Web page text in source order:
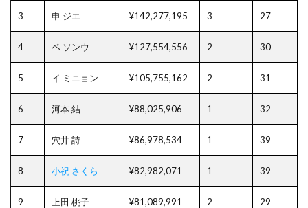
3 申 ジエ ¥142,277,195 3 27
4 ペ ソンウ ¥127,554,556 2 30
5 イ ミニョン ¥105,755,162 2 31
6 河本 結 ¥88,025,906 1 32
7 穴井 詩 ¥86,978,534 1 39
8 小祝 さくら ¥82,982,071 1 39
9 上田 桃子 ¥81,089,991 2 29